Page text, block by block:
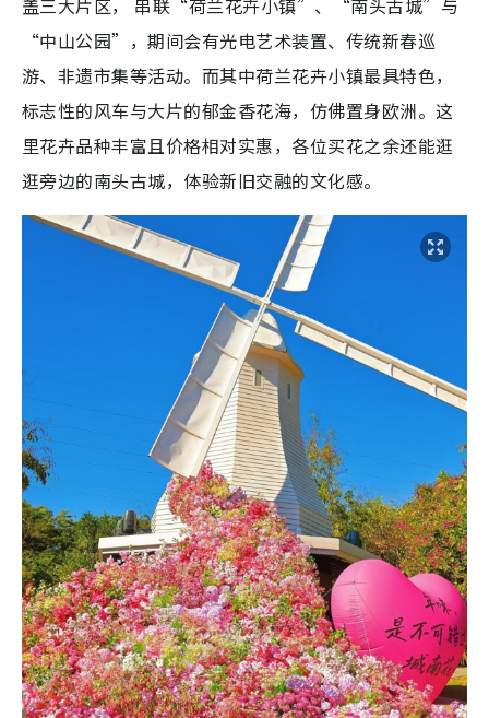
盖三大片区， 串联“荷兰花卉小镇”、“南头古城”与
“中山公园”，期间会有光电艺术装置、传统新春巡
游、非遗市集等活动。而其中荷兰花卉小镇最具特色，
标志性的风车与大片的郁金香花海，仿佛置身欧洲。这
里花卉品种丰富且价格相对实惠，各位买花之余还能逛
逛旁边的南头古城，体验新旧交融的文化感。